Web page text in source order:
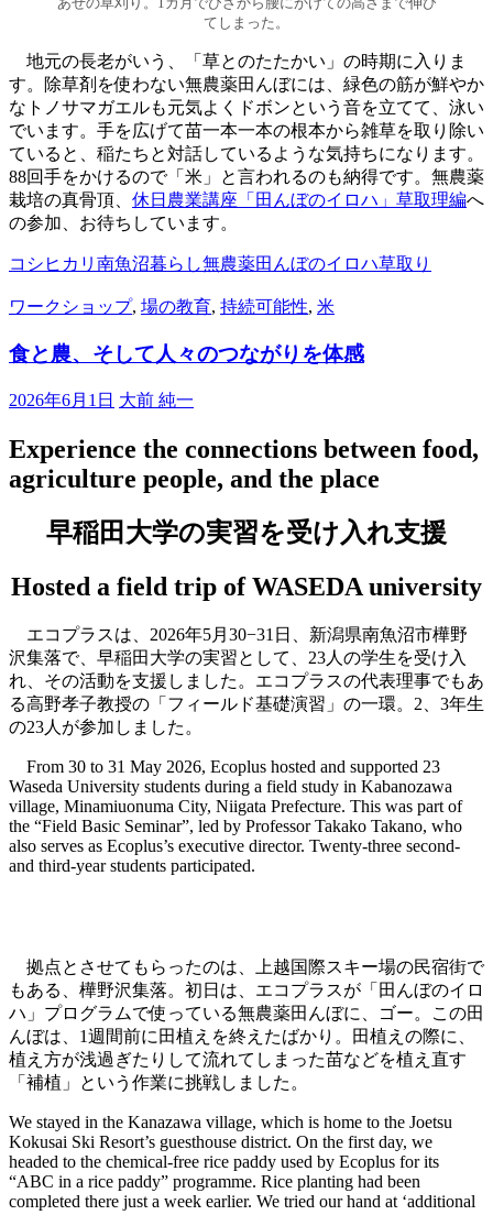
てしまった。
地元の長老がいう、「草とのたたかい」の時期に入りま
す。除草剤を使わない無農薬田んぼには、緑色の筋が鮮やか
なトノサマガエルも元気よくドボンという音を立てて、泳い
でいます。手を広げて苗一本一本の根本から雑草を取り除い
ていると、稲たちと対話しているような気持ちになります。
88回手をかけるので「米」と言われるのも納得です。無農薬
栽培の真骨頂、 休日農業講座「田んぼのイロハ」草取理編へ
の参加、お待ちしています。
コシヒカリ 南魚沼暮らし無農薬田んぼのイロハ草取り
ワークショップ, 場の教育, 持続可能性, 米
食と農、そして人々のつながりを体感
2026年6月1日 大前 純一
Experience the connections between food,
agriculture people, and the place
早稲田大学の実習を受け入れ支援
Hosted a field trip of WASEDA university
エコプラスは、2026年5月30−31日、新潟県南魚沼市樺野
沢集落で、早稲田大学の実習として、23人の学生を受け入
れ、その活動を支援しました。エコプラスの代表理事でもあ
る高野孝子教授の「フィールド基礎演習」の一環。2、3年生
の23人が参加しました。
From 30 to 31 May 2026, Ecoplus hosted and supported 23
Waseda University students during a field study in Kabanozawa
village, Minamiuonuma City, Niigata Prefecture. This was part of
the “Field Basic Seminar”, led by Professor Takako Takano, who
also serves as Ecoplus’s executive director. Twenty-three second-
and third-year students participated.
拠点とさせてもらったのは、上越国際スキー場の民宿街で
もある、樺野沢集落。初日は、エコプラスが「田んぼのイロ
ハ」プログラムで使っている無農薬田んぼに、ゴー。この田
んぼは、1週間前に田植えを終えたばかり。田植えの際に、
植え方が浅過ぎたりして流れてしまった苗などを植え直す
「補植」という作業に挑戦しました。
We stayed in the Kanazawa village, which is home to the Joetsu
Kokusai Ski Resort’s guesthouse district. On the first day, we
headed to the chemical-free rice paddy used by Ecoplus for its
“ABC in a rice paddy” programme. Rice planting had been
completed there just a week earlier. We tried our hand at ‘additional